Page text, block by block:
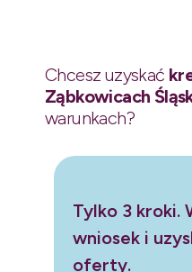
Chcesz uzyskać
Ząbkowicach
warunkach?
Tylko 3 kroki.
wniosek i
oferty.